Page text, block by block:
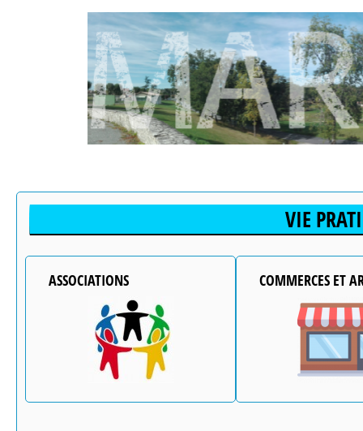
VIE
ASSOCIATIONS COMMERCES ET